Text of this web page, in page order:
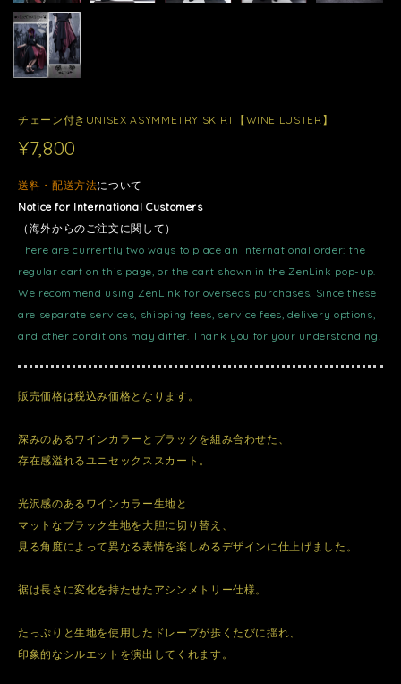
チェーン付きUNISEX ASYMMETRY SKIRT【WINE LUSTER】
¥7,800
送料・配送方法について
Notice for International Customers
（海外からのご注文に関して）
There are currently two ways to place an international order: the
regular cart on this page, or the cart shown in the ZenLink pop-up.
We recommend using ZenLink for overseas purchases. Since these
are separate services, shipping fees, service fees, delivery options,
and other conditions may differ. Thank you for your understanding.
販売価格は税込み価格となります。
深みのあるワインカラーとブラックを組み合わせた、
存在感溢れるユニセックススカート。
光沢感のあるワインカラー生地と
マットなブラック生地を大胆に切り替え、
見る角度によって異なる表情を楽しめるデザインに仕上げました。
裾は長さに変化を持たせたアシンメトリー仕様。
たっぷりと生地を使用したドレープが歩くたびに揺れ、
印象的なシルエットを演出してくれます。